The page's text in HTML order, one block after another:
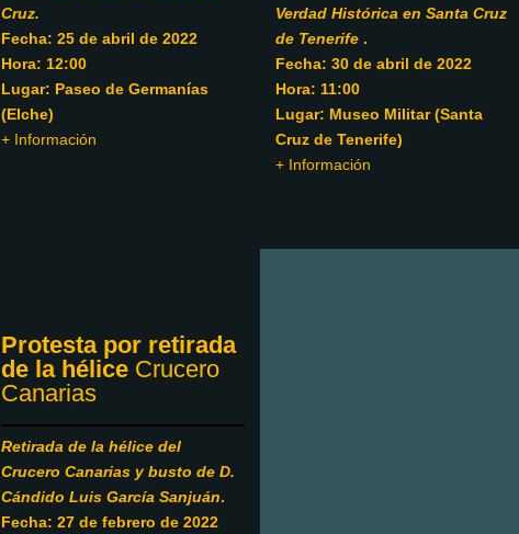
Cruz.
Fecha: 25 de abril de 2022
Hora: 12:00
Lugar: Paseo de Germanías
(Elche)
+ Información
Verdad Histórica en Santa Cruz
de Tenerife .
Fecha: 30 de abril de 2022
Hora: 11:00
Lugar: Museo Militar (Santa
Cruz de Tenerife)
+ Información
Protesta por retirada
de la hélice Crucero
Canarias
Retirada de la hélice del
Crucero Canarias y busto de D.
Cándido Luis GarcíaSanjuán.
Fecha: 27 de febrero de 2022